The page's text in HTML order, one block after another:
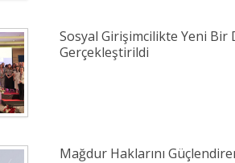
Sosyal Girişimcilikte Yeni Bir
Gerçekleştirildi
Mağdur Haklarını